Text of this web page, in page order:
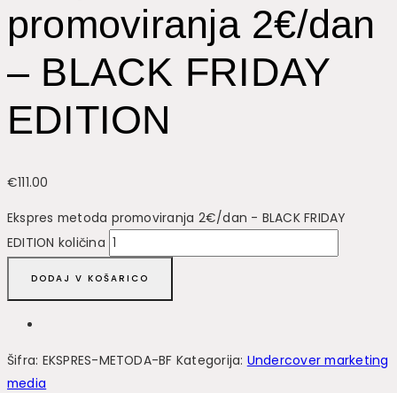
promoviranja 2€/dan
– BLACK FRIDAY
EDITION
€111.00
Ekspres metoda promoviranja 2€/dan - BLACK FRIDAY
EDITION količina
DODAJ V KOŠARICO
Šifra: EKSPRES-METODA-BF Kategorija: Undercover marketing
media